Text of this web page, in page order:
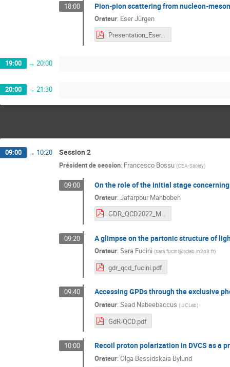
18:00 Pion-pion scattering from nucleon-
Orateur: Eser Jürgen
Presentation_Eser.pdf
19:00 → 20:00
20:00 → 21:30
09:00 → 10:20 Session 2
Président de session: Francesco Bossu (CEA-Saclay)
09:00 On the role of the initial stage
Orateur: Jafarpour Mahbobeh
GDR_QCD2022_MJ.pdf
09:20 A glimpse on the partonic structure of
Orateur: Sara Fucini (sara.fucini@ijclab.in2p3.fr)
gdr_qcd_fucini.pdf
09:40 Accessing GPDs through the exclusive
Orateur: Saad Nabeebaccus (IJCLab)
GdR-QCD.pdf
10:00 Recoil proton polarization in DVCS as a
Orateur: Olga Bessidskaia Bylund